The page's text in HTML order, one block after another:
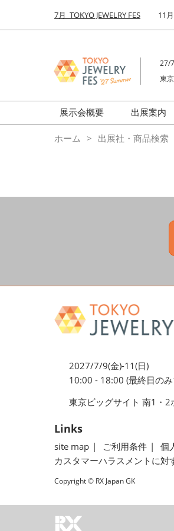
キ
し
て
む
to
7月_TOKYO JEWELRY FES 11
27/
東
展示会概要
前回来場者数
ミネラル&ストーンFES
出展案内
ホーム 出展社・商品検索
2027/7/9(金)-11(日)
10:00 - 18:00 (最終日の
東京ビッグサイト 南1・2
Links
site map ご利用条件 個
カスタマーハラスメントに対
Copyright © RX Japan GK